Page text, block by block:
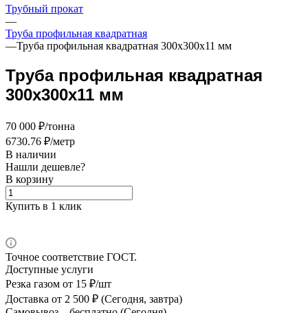
Трубный прокат
—
Труба профильная квадратная
—Труба профильная квадратная 300х300х11 мм
Труба профильная квадратная
300х300х11 мм
70 000 ₽/тонна
6730.76 ₽/метр
В наличии
Нашли дешевле?
В корзину
Купить в 1 клик
Точное соответствие ГОСТ.
Доступные услуги
Резка газом от 15 ₽/шт
Доставка от 2 500 ₽ (Сегодня, завтра)